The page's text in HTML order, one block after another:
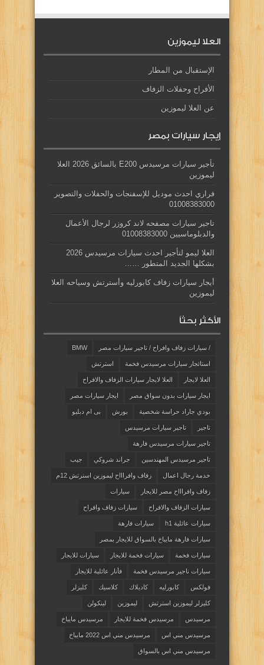
العلا ليموزين
الإستقبال من المطار
الأفراح وحفلات الزفاف
عن العلا ليموزين
إيجار سيارات بمصر
تأجير سيارات مرسيدس E200 بالسائق 2026 العلا
ليموزين
فراري احدث موديل للإسفنجات والحفلات والتصوير
01008383000
تاجير سيارات مصفحه لاند كروزر لرجال الأعمال
والدبلوماسيين 01008383000
العلا ليمو لتأجير احدث سيارات مرسيدس 2026
بشكلها الجديد المتطور ……
أيجار سيارات زفاف كابورليه وأسترتش وسياحه العلا
ليموزين
الأكثر بحثاً
/ سيارات زفاف وافراح / تاجير سيارات مصر BMW
استائجار سيارات مرسيدس فخمة استرتش
العلا لايجار العلا لايجار سيارات الزفاف والافراح
ايجار سيارات بدون سواق مصر ايجار سيارات مصر
بودي جاراد حراسة شخصية بورش بى ام دبليو
تاجير تاجير سيارات مرسيدس
تاجير سيارات مرسيدس فارهة
تاجير مرسيدس المهندسين جراند شروكي جيب
خدمة رجال اعمال زفاف وافراااح ليموزين اسنرتش 12م
زفاف وافراااح مصر للايجار سيارات
سيارات الزفاف والافراح سيارات زفاف وافراح
سيارات عائلية h1 سيارات فارهة
سيارات فارهة مايباخ بالسواق للايجار بمصر
سيارات فخمة سيارات فخمة للايجار سيارات للايجار
سيارات ناجير مرسيدس فخمة فأنار عائلية للايجار
فولكس كابورليه كاديلاك كلاسيك كليزلر
كليزلر ليموزين استرتش ليموزين لينكولن
مرسيدس مرسيدس فخمة للايجار مرسيدس مايباخ
مرسيدس مني اس مرسيدس مني اس 2022 مايباخ
مرسيدس مني اس بالسواق